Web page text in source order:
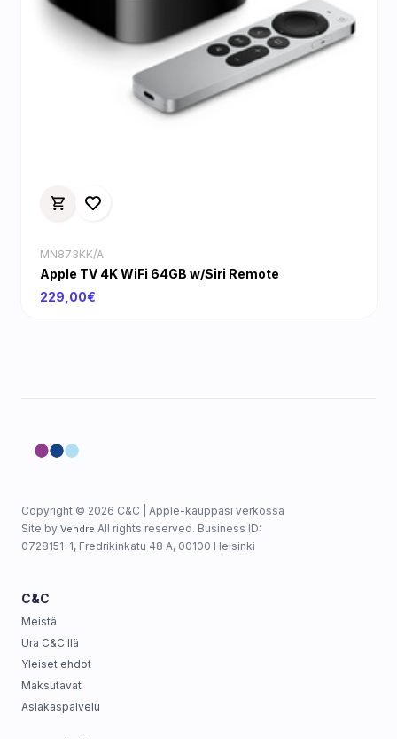
MN873KK/A
Apple TV 4K WiFi 64GB w/Siri Remote
229,00€
Copyright © 2026 C&C | Apple-kauppasi verkossa
Site by Vendre All rights reserved. Business ID:
0728151-1, Fredrikinkatu 48 A, 00100 Helsinki
C&C
Meistä
Ura C&C:llä
Yleiset ehdot
Maksutavat
Asiakaspalvelu